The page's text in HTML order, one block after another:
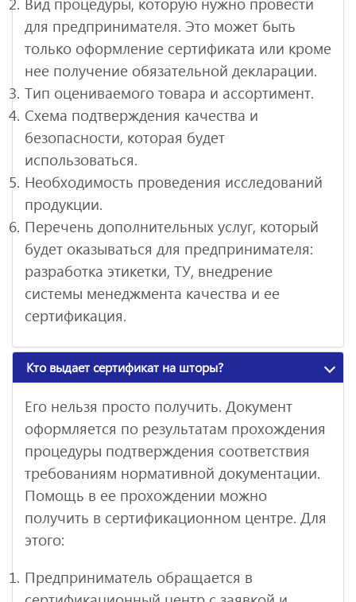
для предпринимателя. Это может быть
только оформление сертификата или кроме
нее получение обязательной декларации.
Тип оцениваемого товара и ассортимент.
Схема подтверждения качества и
безопасности, которая будет
использоваться.
Необходимость проведения исследований
продукции.
Перечень дополнительных услуг, который
будет оказываться для предпринимателя:
разработка этикетки, ТУ, внедрение
системы менеджмента качества и ее
сертификация.
Кто выдает сертификат на шторы?
Его нельзя просто получить. Документ
оформляется по результатам прохождения
процедуры подтверждения соответствия
требованиям нормативной документации.
Помощь в ее прохождении можно
получить в сертификационном центре. Для
этого:
Предприниматель обращается в